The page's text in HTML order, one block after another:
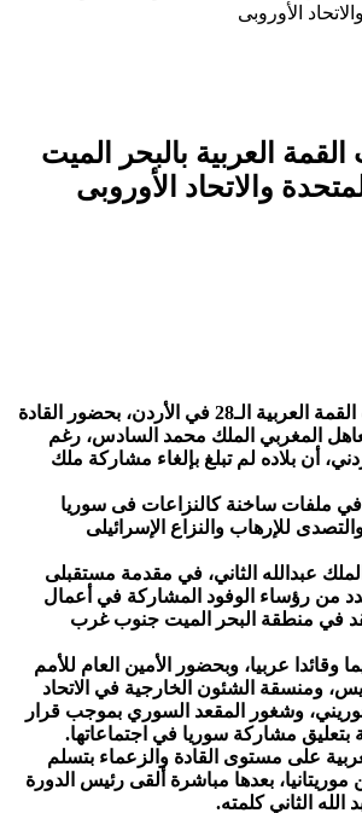
الأوروبى
القمة العربية بالبحر الميت
والاتحاد الأوروبى
انطلقت اليوم فعاليات القمة العربية الـ28 في الأردن، بحضور القادة
المغربي الملك محمد السادس، رغم
أن بلاده لم تبلغ بإلغاء مشاركة ملك
في ملفات ساخنة كالنزاعات فى سوريا
للإرهاب والنزاع الإسرائيلى
عبدالله الثاني، في مقدمة مستقبلى
من رؤساء الوفود المشاركة في أعمال
في منطقة البحر الميت جنوب غرب
18 زعيما وقائدا عربيا، وبحضور الأمين العام للأمم
ومنسقة الشئون الخارجية في الاتحاد
وشغور المقعد السوري بموجب قرار
بتعليق مشاركة سوريا في اجتماعاتها.
على مستوى القادة والزعماء بتسلم
موريتانيا، بعدها مباشرة ألقى رئيس الدورة
الله الثاني كلمته.